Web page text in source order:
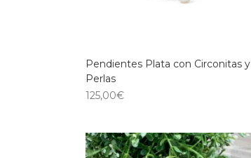
Pendientes Plata con Circonitas y
Perlas
125,00€